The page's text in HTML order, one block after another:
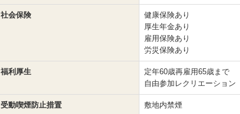
社会保険
健康保険あり
厚生年金あり
雇用保険あり
労災保険あり
福利厚生
定年60歳再雇用65歳まで
自由参加レクリエーション
受動喫煙防止措置 敷地内禁煙